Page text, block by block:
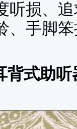
听损、
、手脚
背式助听